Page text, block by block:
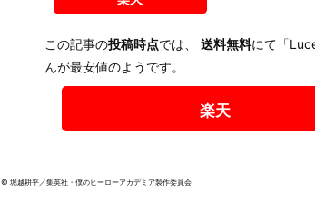
この記事の投稿時点では、送料無料にて「
んが最安値のようです。
楽天
© 堀越耕平／集英社・僕のヒーローアカデミア製作委員会